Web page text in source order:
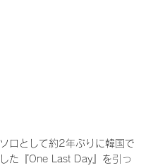
ロとして約2年ぶりに韓国で
た『One Last Day』を引っ